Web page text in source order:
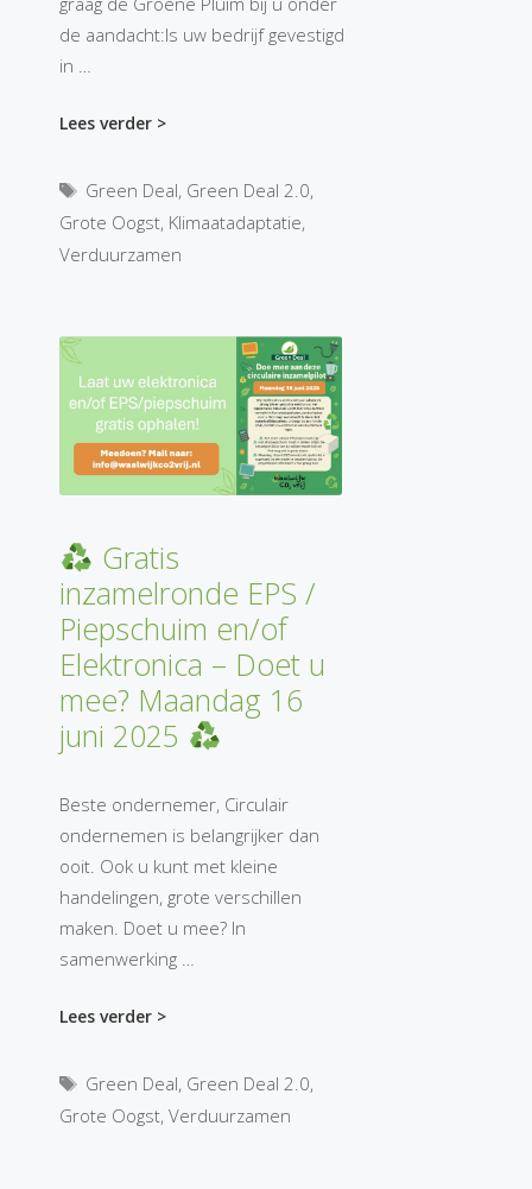
de aandacht:Is uw bedrijf gevestigd
in …
Lees verder >
Tags
Green Deal, Green Deal 2.0,
Grote Oogst, Klimaatadaptatie,
Verduurzamen
Gratis
inzamelronde EPS /
Piepschuim en/of
Elektronica – Doet u
mee? Maandag 16
juni 2025
Beste ondernemer, Circulair
ondernemen is belangrijker dan
ooit. Ook u kunt met kleine
handelingen, grote verschillen
maken. Doet u mee? In
samenwerking …
Lees verder >
Tags
Green Deal, Green Deal 2.0,
Grote Oogst, Verduurzamen